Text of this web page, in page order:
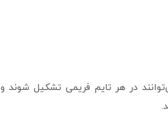
در هر تایم فریمی تشکیل شوند و